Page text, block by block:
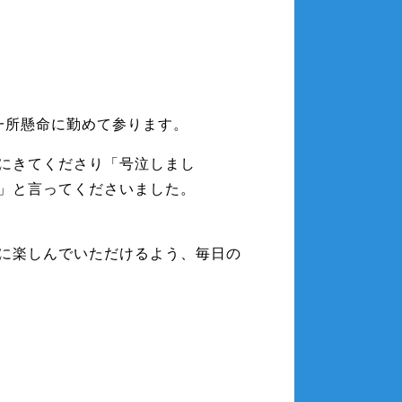
所懸命に勤めて参ります。
きてくださり「 号泣しまし
と言ってくださいました。
楽しんでいただけるよう、 毎日の